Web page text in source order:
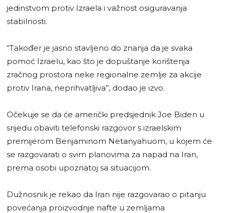
jedinstvom protiv Izraela i važnost osiguravanja
stabilnosti.
“Također je jasno stavljeno do znanja da je svaka
pomoć Izraelu, kao što je dopuštanje korištenja
zračnog prostora neke regionalne zemlje za akcije
protiv Irana, neprihvatljiva”, dodao je izvo.
Očekuje se da će američki predsjednik Joe Biden u
srijedu obaviti telefonski razgovor s izraelskim
premijerom Benjaminom Netanyahuom, u kojem će
se razgovarati o svim planovima za napad na Iran,
prema osobi upoznatoj sa situacijom.
Dužnosnik je rekao da Iran nije razgovarao o pitanju
povećanja proizvodnje nafte u zemljama